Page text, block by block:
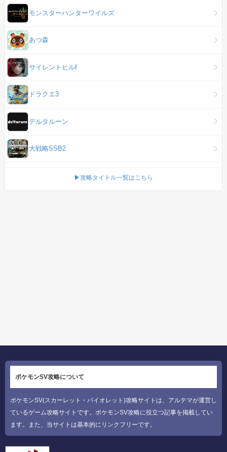
モンスターハンターワイルズ
あつ森
サイレントヒルf
ドラクエ3
デルタルーン
大戦略SSB2
▶攻略タイトル一覧はこちら
ポケモンSV攻略について
ポケモンSV(スカーレット・バイオレット)攻略サイトは、アルテマが運営し
ているゲーム攻略サイトです。ポケモンSV攻略に役立つ記事を掲載してい
ます。また、当サイトは基本的にリンクフリーです。